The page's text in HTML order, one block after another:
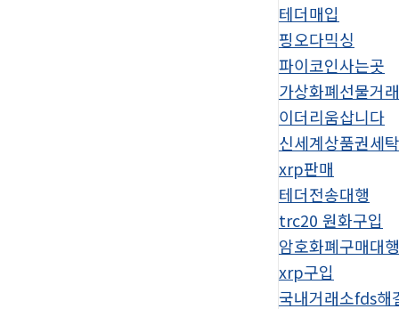
테더매입
핑오다믹싱
파이코인사는곳
가상화폐선물거래
이더리움삽니다
신세계상품권세탁
xrp판매
테더전송대행
trc20 원화구입
암호화폐구매대행
xrp구입
국내거래소fds해